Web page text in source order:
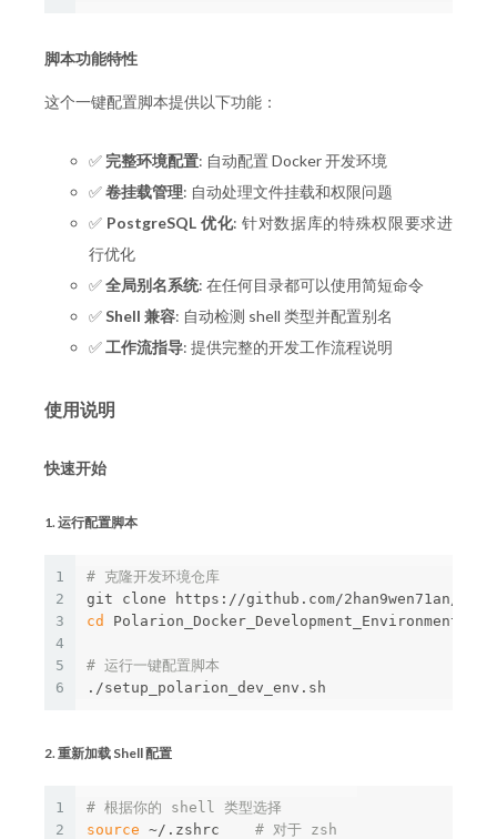
脚本功能特性
这个一键配置脚本提供以下功能：
✅ 完整环境配置: 自动配置 Docker 开发环境
✅卷挂载管理: 自动处理文件挂载和权限问题
✅ PostgreSQL 优化: 针对数据库的特殊权限要求进
行优化
✅全局别名系统: 在任何目录都可以使用简短命令
✅Shell 兼容: 自动检测 shell 类型并配置别名
✅工作流指导: 提供完整的开发工作流程说明
使用说明
快速开始
1. 运行配置脚本
1
2
3
4
5
6
# 克隆开发环境仓库
cd Polarion_Docker_Development_Environment
# 运行一键配置脚本
2. 重新加载 Shell 配置
1
2
# 根据你的 shell 类型选择
source ~/.zshrc # 对于 zsh